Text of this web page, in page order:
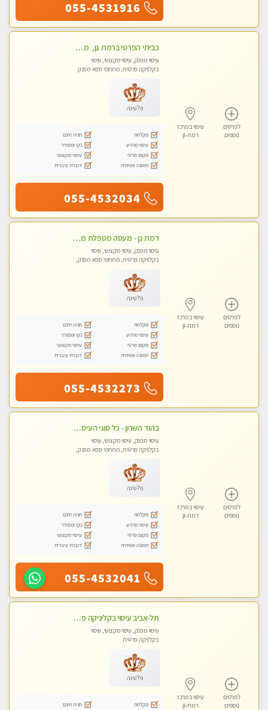
055-4531916
לפרטים
נוספים
עיסוי במרכז
רמת-גן
בביתי הפרטי ברמת גן, מטפלת ישראל מקצועית ומנוסה . עיסוי שוודי קלאסי משולב רקמות עמוק, בהתאמה אישית . נא לא להתקשר מחסוי.
עיסוי מפנק, עיסוי מקצועי, עיסוי
בקלניקה פרטית, מתחמי ספא מפנק
פלטינה
מקלחת
חניה חינם
עיסוי מרגיע
נקי ומסודר
מקום פרטי
עיסוי מקצועי
תמונה אמיתית
דוברת עיברית
055-4532034
לפרטים
נוספים
עיסוי במרכז
רמת-גן
רמת גן - מעסה מטפלת מקצוענית ידי זהב VIP! פרטי! ​​​​​​ Highly recommended
עיסוי מפנק, עיסוי מקצועי, עיסוי
בקלניקה פרטית, מתחמי ספא מפנק,
פלטינה
מקלחת
חניה חינם
עיסוי מרגיע
נקי ומסודר
מקום פרטי
עיסוי מקצועי
תמונה אמיתית
דוברת עיברית
055-4532273
לפרטים
נוספים
עיסוי במרכז
רמת-גן
בהוד השרון - כל סוגי העיסויים מעסה מקצועית ואיכותית פרטי!!!
עיסוי מפנק, עיסוי מקצועי, עיסוי
בקלניקה פרטית, מתחמי ספא מפנק,
פלטינה
מקלחת
חניה חינם
עיסוי מרגיע
נקי ומסודר
מקום פרטי
עיסוי מקצועי
תמונה אמיתית
דוברת עיברית
055-4532041
לפרטים
נוספים
עיסוי במרכז
רמת-גן
תל-אביב עיסוי בקליניקה פרטית לחוויה בלתי נשכחת- פרטי!!מומלץ לחלוטין!!
עיסוי מפנק, עיסוי מקצועי, עיסוי
בקלניקה פרטית
פלטינה
מקלחת
חניה חינם